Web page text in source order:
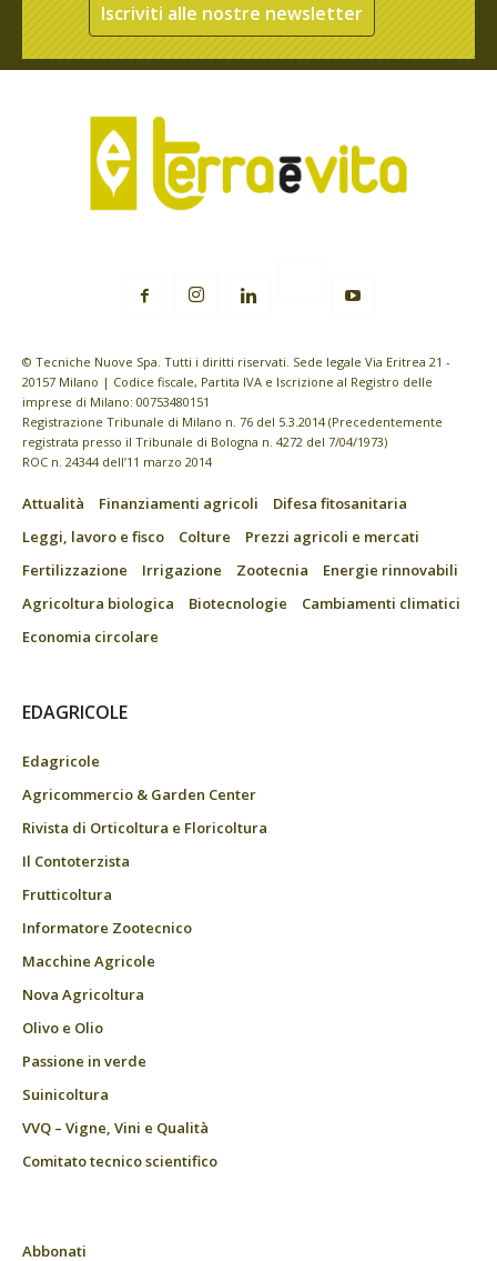
Iscriviti alle nostre newsletter
© Tecniche Nuove Spa. Tutti i diritti riservati. Sede legale Via Eritrea 21 -
20157 Milano | Codice fiscale, Partita IVA e Iscrizione al Registro delle
imprese di Milano: 00753480151
Registrazione Tribunale di Milano n. 76 del 5.3.2014 (Precedentemente
registrata presso il Tribunale di Bologna n. 4272 del 7/04/1973)
ROC n. 24344 dell’11 marzo 2014
Attualità Finanziamenti agricoli
Difesa fitosanitaria
Leggi, lavoro e fisco
Colture
Prezzi agricoli e mercati
Fertilizzazione
Irrigazione Zootecnia
Energie rinnovabili
Agricoltura biologica
Biotecnologie
Cambiamenti climatici
Economia circolare
EDAGRICOLE
Edagricole
Agricommercio & Garden Center
Rivista di Orticoltura e Floricoltura
Il Contoterzista
Frutticoltura
Informatore Zootecnico
Macchine Agricole
Nova Agricoltura
Olivo e Olio
Passione in verde
Suinicoltura
VVQ – Vigne, Vini e Qualità
Comitato tecnico scientifico
Abbonati